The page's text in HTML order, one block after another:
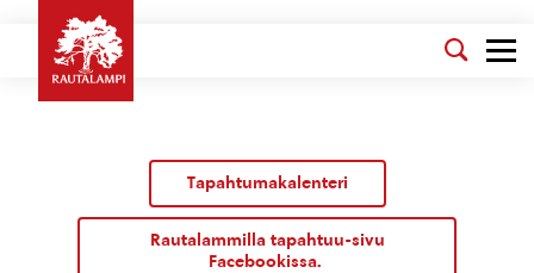
Tapahtumakalenteri
Rautalammilla tapahtuu-sivu
Facebookissa.